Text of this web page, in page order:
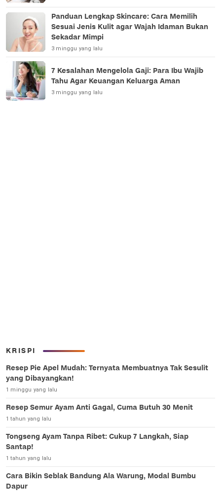
Panduan Lengkap Skincare: Cara Memilih
Sesuai Jenis Kulit agar Wajah Idaman Bukan
Sekadar Mimpi
3 minggu yang lalu
7 Kesalahan Mengelola Gaji: Para Ibu Wajib
Tahu Agar Keuangan Keluarga Aman
3 minggu yang lalu
KRISPI
Resep Pie Apel Mudah: Ternyata Membuatnya Tak Sesulit
yang Dibayangkan!
1 minggu yang lalu
Resep Semur Ayam Anti Gagal, Cuma Butuh 30 Menit
1 tahun yang lalu
Tongseng Ayam Tanpa Ribet: Cukup 7 Langkah, Siap
Santap!
1 tahun yang lalu
Cara Bikin Seblak Bandung Ala Warung, Modal Bumbu
Dapur